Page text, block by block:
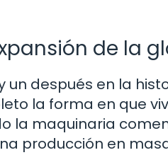
de la
después en la
la forma en que
la maquinaria
producción en